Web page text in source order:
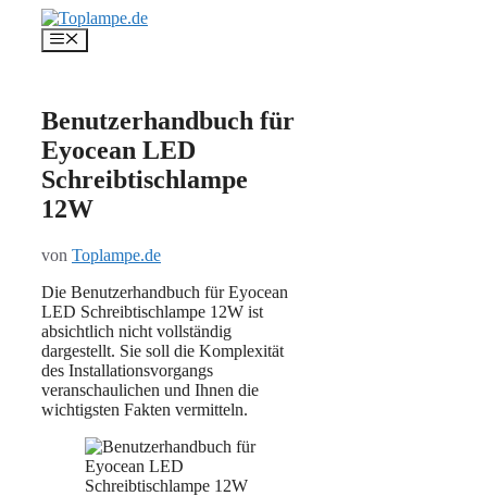
Inhalt
springen
Menü
Benutzerhandbuch für
Eyocean LED
Schreibtischlampe
12W
von Toplampe.de
Die Benutzerhandbuch für Eyocean
LED Schreibtischlampe 12W ist
absichtlich nicht vollständig
dargestellt. Sie soll die Komplexität
des Installationsvorgangs
veranschaulichen und Ihnen die
wichtigsten Fakten vermitteln.